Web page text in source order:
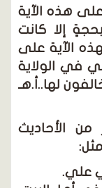
هذه الآية
إلا كانت
الآية على
في الولاية
لها..أ.هـ
من الأحاديث